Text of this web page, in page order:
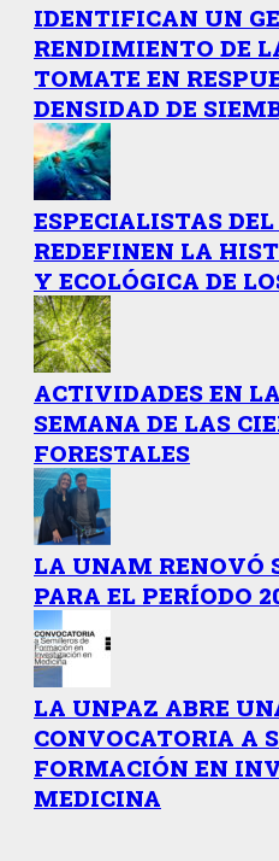
IDENTIFICAN UN
RENDIMIENTO DE
TOMATE EN
DENSIDAD DE
ESPECIALISTAS
REDEFINEN LA
Y ECOLÓGICA DE
ACTIVIDADES EN
SEMANA DE LAS
FORESTALES
LA UNAM RENOVÓ
PARA EL PERÍODO
LA UNPAZ ABRE
CONVOCATORIA A
FORMACIÓN EN
MEDICINA